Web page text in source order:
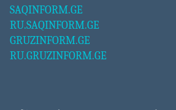
SAQINFORM.GE
RU.SAQINFORM.GE
GRUZINFORM.GE
RU.GRUZINFORM.GE